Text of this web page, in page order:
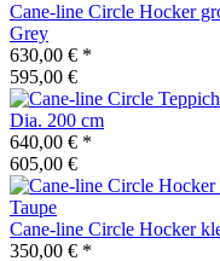
Cane-line Circle Hocker
Grey
630,00 € *
595,00 €
Dia. 200 cm
640,00 € *
605,00 €
Cane-line Circle Hocker
350,00 € *